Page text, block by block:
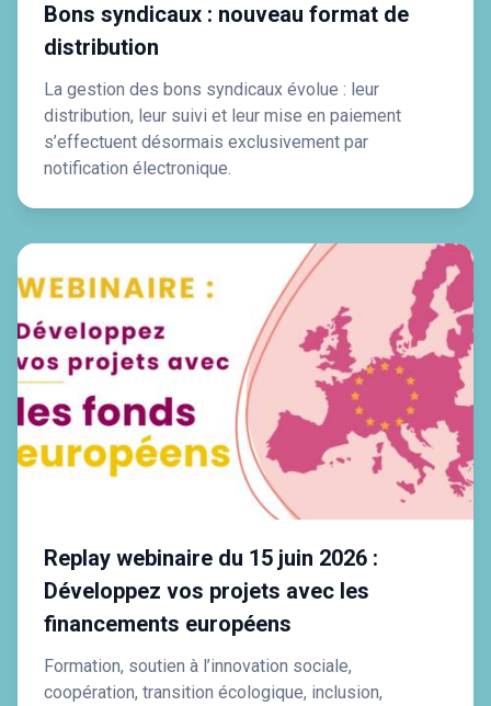
Bons syndicaux : nouveau format de
distribution
La gestion des bons syndicaux évolue : leur
distribution, leur suivi et leur mise en paiement
s’effectuent désormais exclusivement par
notification électronique.
Replay webinaire du 15 juin 2026 :
Développez vos projets avec les
financements européens
Formation, soutien à l’innovation sociale,
coopération, transition écologique, inclusion,